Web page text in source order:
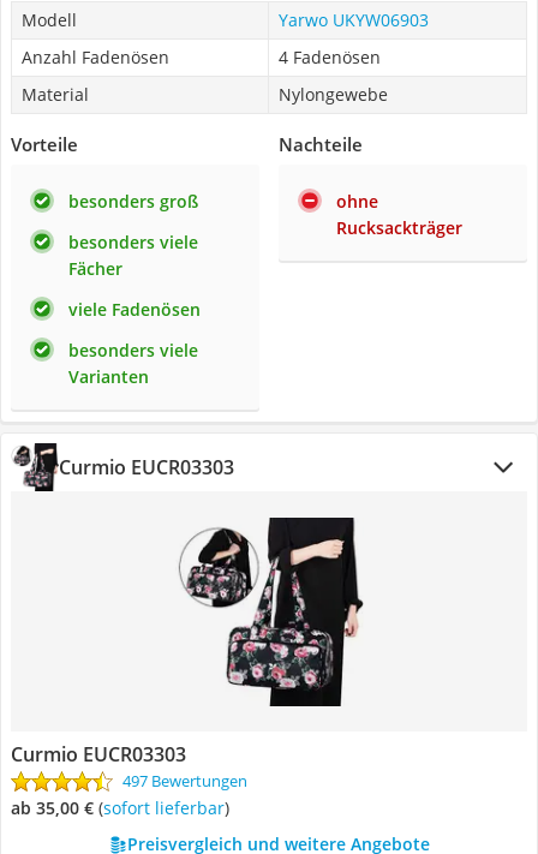
Modell
Yarwo UKYW06903
Anzahl Fadenösen
4 Fadenösen
Material
Nylongewebe
Vorteile
besonders groß
besonders viele
Fächer
viele Fadenösen
besonders viele
Varianten
Nachteile
ohne
Rucksackträger
Curmio EUCR03303
Curmio EUCR03303
497 Bewertungen
ab 35,00 € ( Sofort lieferbar)
Preisvergleich und weitere Angebote